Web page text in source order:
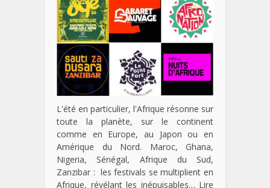
L'été en particulier, l'Afrique résonne sur
toute la planète, sur le continent
comme en Europe, au Japon ou en
Amérique du Nord. Maroc, Ghana,
Nigeria, Sénégal, Afrique du Sud,
Zanzibar : les festivals se multiplient en
Afrique, révélant les inépuisables… Lire